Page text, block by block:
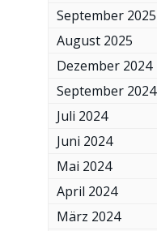
September 2025
August 2025
Dezember 2024
September 2024
Juli 2024
Juni 2024
Mai 2024
April 2024
März 2024